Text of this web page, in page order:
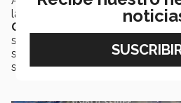
la mano del
entrenador de
Querétaro Juan Rivas
seguir acumulando logros,
serie, para seguir dando pasos
sueños.